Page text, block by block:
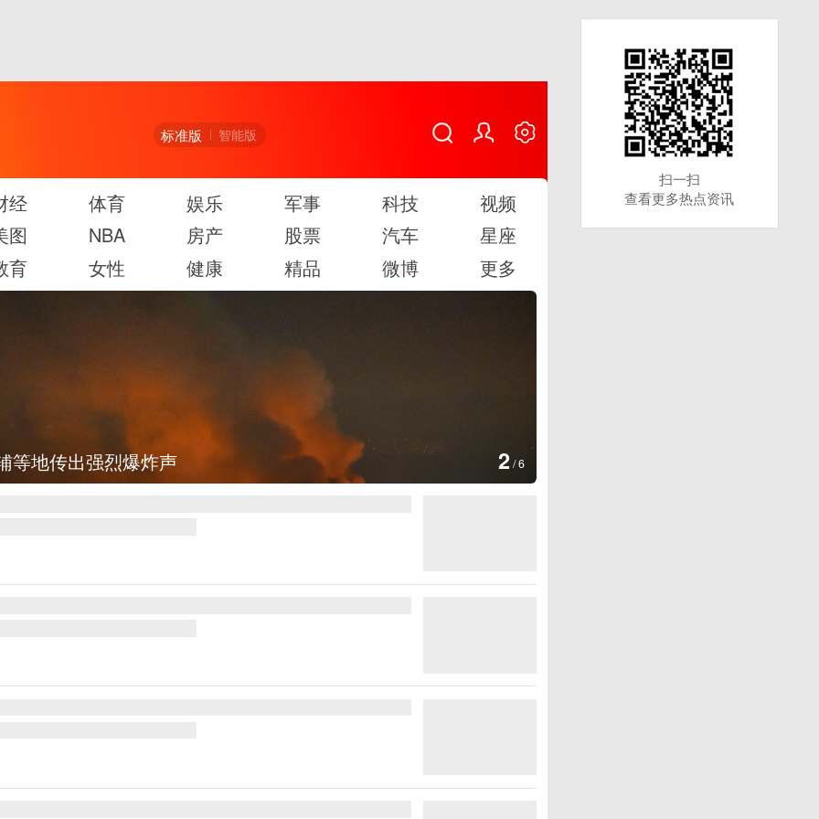
标准版 智能版
经 体育 娱乐 军事 科技
视频
图
NBA 房产 股票 汽车
星座
育
女性 健康 精品 微博 更多
美国：肯尼迪宣布医疗改革新举措 3 /6
扫一扫
查看更多热点资讯
扫一扫
查看更多热点资讯